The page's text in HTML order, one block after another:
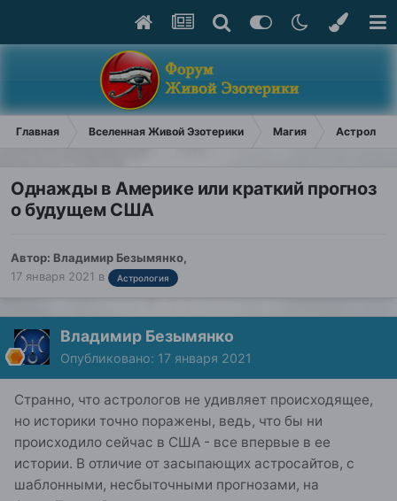
Главная Вселенная Живой Эзотерики Магия
Однажды в Америке или краткий прогноз
о будущем США
Автор: Владимир Безымянко,
17 января 2021 в Астрология
Владимир Безымянко
Опубликовано: 17 января 2021
Странно, что астрологов не удивляет происходящее,
но историки точно поражены, ведь, что бы ни
происходило сейчас в США - все впервые в ее
истории. В отличие от засыпающих астросайтов, с
шаблонными, несбыточными прогнозами, на